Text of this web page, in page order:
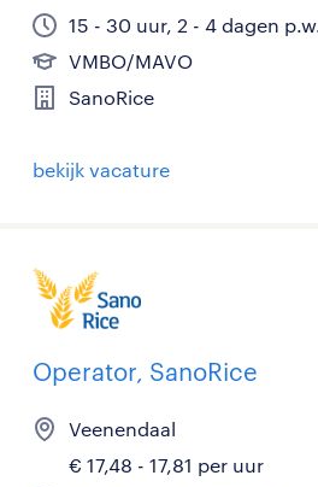
15 - 30 uur, 2 - 4 dagen p.w.
VMBO/MAVO
SanoRice
bekijk vacature
Operator, SanoRice
Veenendaal
€ 17,48 - 17,81 per uur